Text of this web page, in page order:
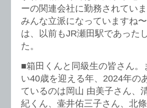
ーの関連会社に勤務されていま
みんな立派になっていますね
は、以前もJR瀬田駅であった
た。
■箱田くんと同級生の皆さん
い40歳を迎える年、2024年の
ているのは岡山 由美子さん、
紀くん、壷井佑三子さん、北